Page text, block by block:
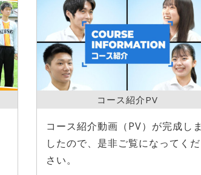
コース紹介PV
コース紹介動画（PV）が完成しま
したので、是非ご覧になってくだ
さい。